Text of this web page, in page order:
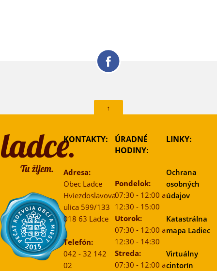
↑
KONTAKTY:
Adresa:
Obec Ladce
Hviezdoslavova
ulica 599/133
018 63 Ladce
Telefón:
042 - 32 142
02
ÚRADNÉ
HODINY:
Pondelok:
07:30 - 12:00 a
12:30 - 15:00
Utorok:
07:30 - 12:00 a
12:30 - 14:30
Streda:
07:30 - 12:00 a
LINKY:
Ochrana
osobných
údajov
Katastrálna
mapa Ladiec
Virtuálny
cintorín